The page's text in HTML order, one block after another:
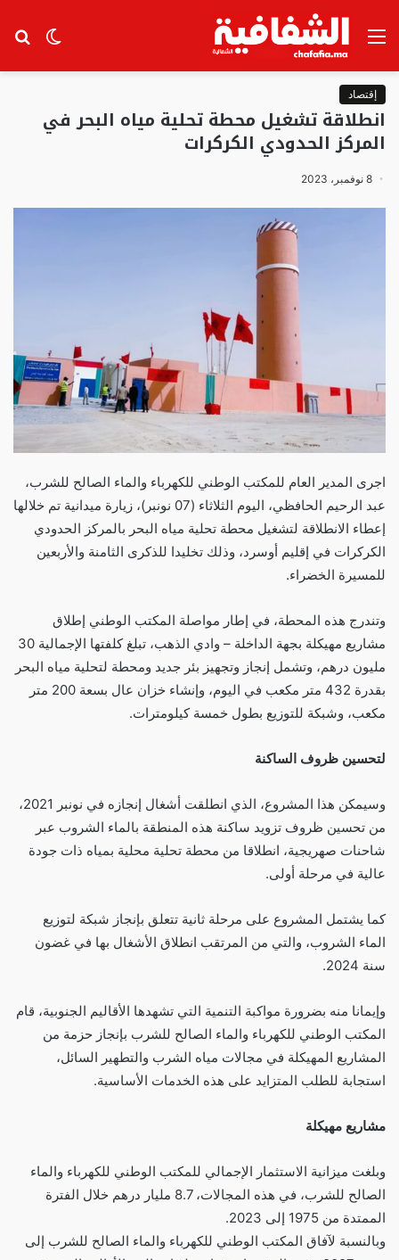
الوضع
القائمة
إقتصاد
انطلاقة تشغيل محطة تحلية مياه البحر في
المركز الحدودي الكركرات
8 نوفمبر، 2023
اجرى المدير العام للمكتب الوطني للكهرباء والماء الصالح للشرب،
عبد الرحيم الحافظي، اليوم الثلاثاء (07 نونبر)، زيارة ميدانية تم خلالها
إعطاء الانطلاقة لتشغيل محطة تحلية مياه البحر بالمركز الحدودي
الكركرات في إقليم أوسرد، وذلك تخليدا للذكرى الثامنة والأربعين
للمسيرة الخضراء.
وتندرج هذه المحطة، في إطار مواصلة المكتب الوطني إطلاق
مشاريع مهيكلة بجهة الداخلة – وادي الذهب، تبلغ كلفتها الإجمالية 30
مليون درهم، وتشمل إنجاز وتجهيز بئر جديد ومحطة لتحلية مياه البحر
بقدرة 432 متر مكعب في اليوم، وإنشاء خزان عال بسعة 200 متر
مكعب، وشبكة للتوزيع بطول خمسة كيلومترات.
لتحسين ظروف الساكنة
وسيمكن هذا المشروع، الذي انطلقت أشغال إنجازه في نونبر 2021،
من تحسين ظروف تزويد ساكنة هذه المنطقة بالماء الشروب عبر
شاحنات صهريجية، انطلاقا من محطة تحلية محلية بمياه ذات جودة
عالية في مرحلة أولى.
كما يشتمل المشروع على مرحلة ثانية تتعلق بإنجاز شبكة لتوزيع
الماء الشروب، والتي من المرتقب انطلاق الأشغال بها في غضون
سنة 2024.
وإيمانا منه بضرورة مواكبة التنمية التي تشهدها الأقاليم الجنوبية، قام
المكتب الوطني للكهرباء والماء الصالح للشرب بإنجاز حزمة من
المشاريع المهيكلة في مجالات مياه الشرب والتطهير السائل،
استجابة للطلب المتزايد على هذه الخدمات الأساسية.
مشاريع مهيكلة
وبلغت ميزانية الاستثمار الإجمالي للمكتب الوطني للكهرباء والماء
الصالح للشرب، في هذه المجالات، 8.7 مليار درهم خلال الفترة
الممتدة من 1975 إلى 2023.
وبالنسبة لآفاق المكتب الوطني للكهرباء والماء الصالح للشرب إلى